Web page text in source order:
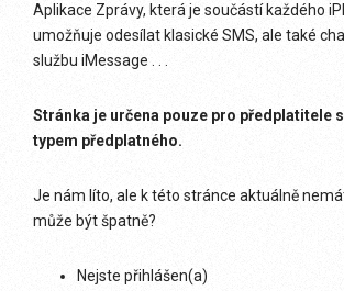
Aplikace Zprávy, která je součástí každého
umožňuje odesílat klasické SMS, ale také
službu iMessage . . .
Stránka je určena pouze pro předplatitele
typem předplatného.
Je nám líto, ale k této stránce aktuálně
může být špatně?
Nejste přihlášen(a)